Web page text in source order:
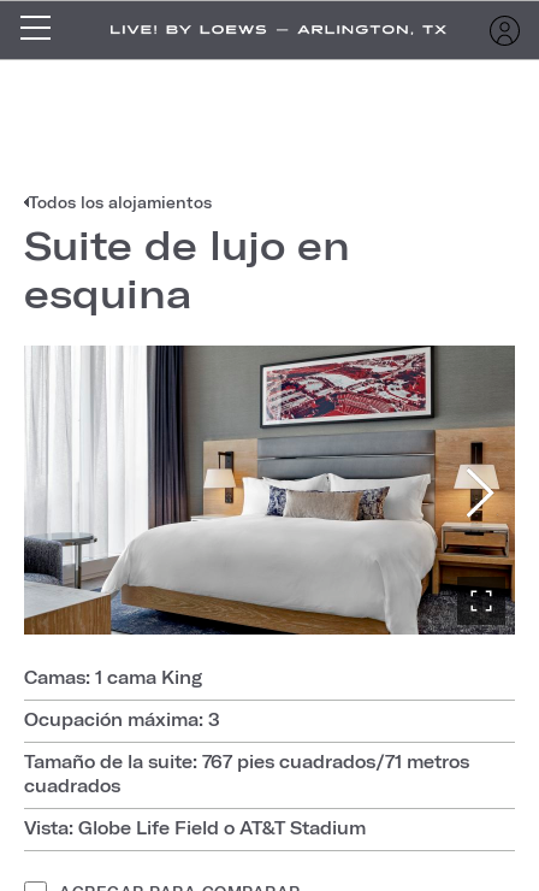
Todos los alojamientos
Suite de lujo en
esquina
Camas: 1 cama King
Ocupación máxima: 3
Tamaño de la suite: 767 pies cuadrados/71 metros
cuadrados
Vista: Globe Life Field o AT&T Stadium